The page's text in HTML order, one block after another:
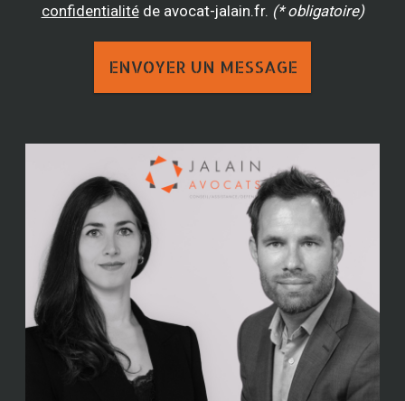
confidentialitéde avocat-jalain.fr. (* obligatoire)